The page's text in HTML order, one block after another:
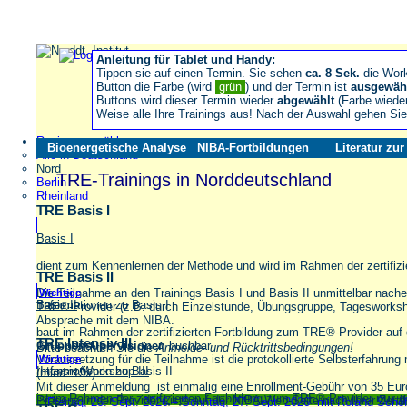
Bioenergetische Analyse NIBA-Fortbildungen Literatur zur
TRE-Trainings in Norddeutschland
Region auswählen
Alle in Deutschland
Nord
Berlin
Rheinland
TRE Basis I
Basis I
dient zum Kennenlernen der Methode und wird im Rahmen der
Die Teilnahme an den Trainings Basis I und Basis II unmittelbar
TRE®-Provider (z.B. durch Einzelstunde, Übungsgruppe,
Absprache mit dem NIBA.
Bitte beachten Sie dieAnmelde- und Rücktrittsbedingungen!
Freitag, 25. Sept. 2026 – Sonntag, 27. Sept. 2026 mit Roland
Wichtige
Informationen zu Basis I
TRE Basis II
Basis II
baut im Rahmen der zertifizierten Fortbildung zum TRE®-Provider
Gruppensupervisionenbuchbar
Voraussetzung für die Teilnahme ist die protokollierte
(mind. 15x).
Mit dieser Anmeldung ist einmalig eine Enrollment-Gebühr von 35
Präsenz in der Provider-Liste auf der NIBA-Web-Seite nach Ihrer
Wichtige
Informationen zu Basis II
TRE Intensiv III
Intensiv-Workshop III
ist im Rahmen der zertifizierten Fortbildung zum TRE®-Providernur
Anleitung für Tablet und Handy:
Tippen sie auf einen Termin. Sie sehen ca. 8 Sek. die
Button die Farbe (wird grün ) und der Termin ist
Buttons wird dieser Termin wieder abgewählt(Farbe
Weise alle Ihre Trainings aus! Nach der Auswahl gehen